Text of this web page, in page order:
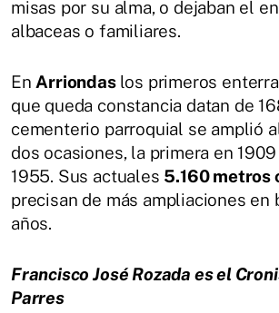
misas por su alma, o dejaban el
albaceas o familiares.
En Arriondas los primeros
que queda constancia datan de
cementerio parroquial se amplió
dos ocasiones, la primera en
1955. Sus actuales 5.160 metros
precisan de más ampliaciones en
años.
Francisco José Rozada es el
Parres